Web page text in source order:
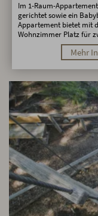
Im 1-Raum-
gerichtet sowie ein
Appartement bietet mit
Wohnzimmer Platz für
Mehr